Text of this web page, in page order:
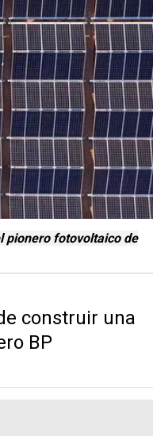
pionero fotovoltaico de
construir una
BP